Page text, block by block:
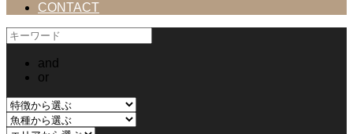
CONTACT
and
or